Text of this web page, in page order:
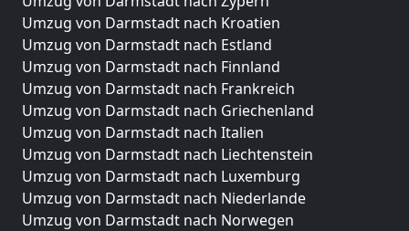
Umzug von Darmstadt nach Kroatien
Umzug von Darmstadt nach Estland
Umzug von Darmstadt nach Finnland
Umzug von Darmstadt nach Frankreich
Umzug von Darmstadt nach Griechenland
Umzug von Darmstadt nach Italien
Umzug von Darmstadt nach Liechtenstein
Umzug von Darmstadt nach Luxemburg
Umzug von Darmstadt nach Niederlande
Umzug von Darmstadt nach Norwegen